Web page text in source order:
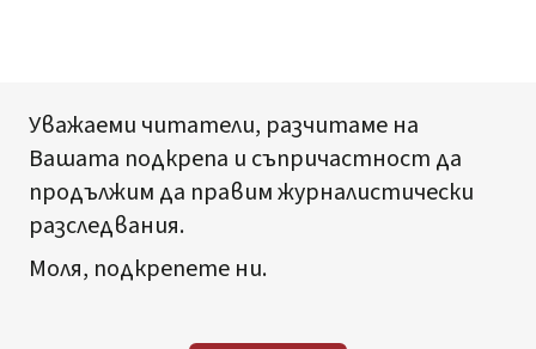
Уважаеми читатели, разчитаме на
Вашата подкрепа и съпричастност да
продължим да правим журналистически
разследвания.
Моля, подкрепете ни.